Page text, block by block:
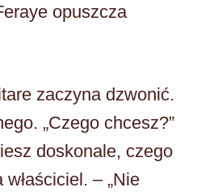
opuszcza
zaczyna dzwonić.
„Czego chcesz?”
doskonale, czego
– „Nie